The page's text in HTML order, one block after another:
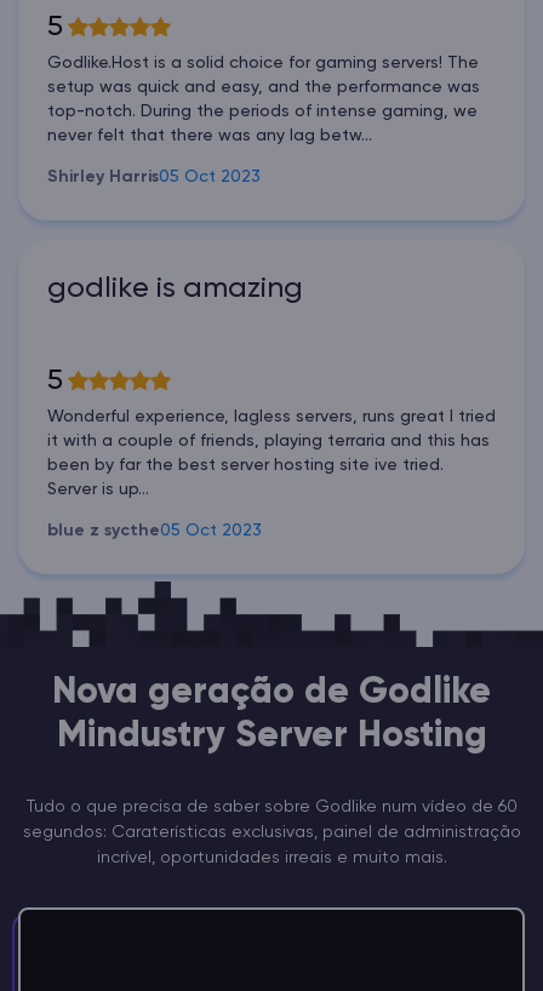
5
Godlike.Host is a solid choice for gaming servers! The
setup was quick and easy, and the performance was
top-notch. During the periods of intense gaming, we
never felt that there was any lag betw...
Shirley Harris05 Oct 2023
godlike is amazing
5
Wonderful experience, lagless servers, runs great I tried
it with a couple of friends, playing terraria and this has
been by far the best server hosting site ive tried.
Server is up...
blue z sycthe05 Oct 2023
Nova geração de Godlike
Mindustry Server Hosting
Tudo o que precisa de saber sobre Godlike num vídeo de 60
segundos: Caraterísticas exclusivas, painel de administração
incrível, oportunidades irreais e muito mais.